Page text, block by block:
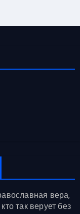
вера,
так верует без